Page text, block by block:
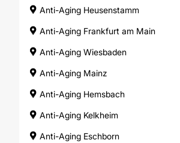
Anti-Aging Heusenstamm
Anti-Aging Frankfurt am Main
Anti-Aging Wiesbaden
Anti-Aging Mainz
Anti-Aging Hemsbach
Anti-Aging Kelkheim
Anti-Aging Eschborn